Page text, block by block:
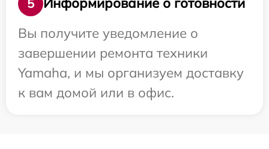
5
Вы получите уведомление о
завершении ремонта техники
Yamaha, и мы организуем доставку
к вам домой или в офис.